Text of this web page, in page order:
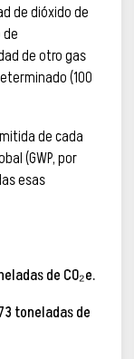
de dióxido de
de otro gas
(100
de cada
(GWP, por
esas
de CO₂e.
toneladas de